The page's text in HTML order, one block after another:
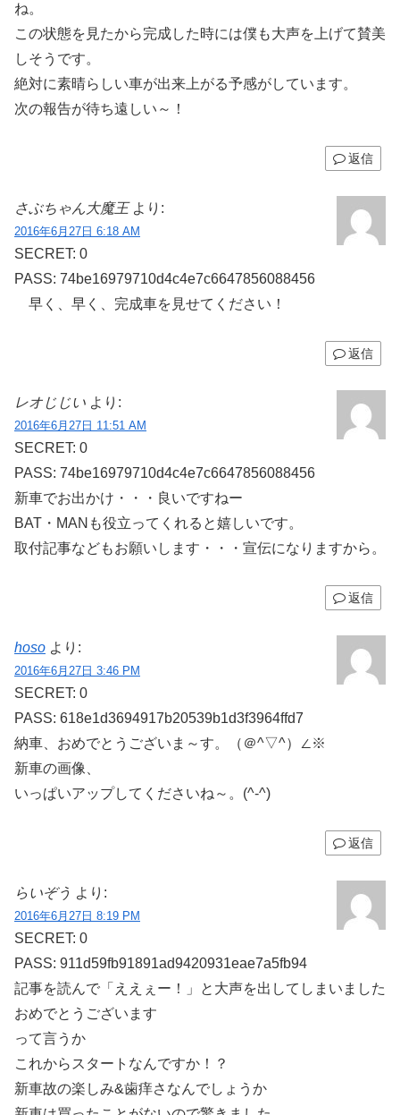
ね。
この状態を見たから完成した時には僕も大声を上げて賛美
しそうです。
絶対に素晴らしい車が出来上がる予感がしています。
次の報告が待ち遠しい～！
返信
さぶちゃん大魔王 より:
2016年6月27日 6:18 AM
SECRET: 0
PASS: 74be16979710d4c4e7c6647856088456
早く、早く、完成車を見せてください！
返信
レオじじい より:
2016年6月27日 11:51 AM
SECRET: 0
PASS: 74be16979710d4c4e7c6647856088456
新車でお出かけ・・・良いですねー
BAT・MANも役立ってくれると嬉しいです。
取付記事などもお願いします・・・宣伝になりますから。
返信
hoso より:
2016年6月27日 3:46 PM
SECRET: 0
PASS: 618e1d3694917b20539b1d3f3964ffd7
納車、おめでとうございま～す。（＠^▽^）∠※
新車の画像、
いっぱいアップしてくださいね～。(^-^)
返信
らいぞう より:
2016年6月27日 8:19 PM
SECRET: 0
PASS: 911d59fb91891ad9420931eae7a5fb94
記事を読んで「ええぇー！」と大声を出してしまいました
おめでとうございます
って言うか
これからスタートなんですか！？
新車故の楽しみ&歯痒さなんでしょうか